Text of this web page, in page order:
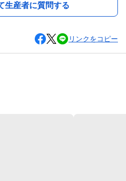
生産者に質問する
リンクをコピー